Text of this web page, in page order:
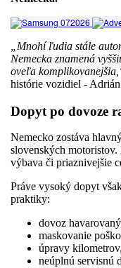
„Mnohí ľudia stále
Nemecka znamená
oveľa
histórie vozidiel -
Dopyt po dovoze
Nemecko zostáva
slovenských
výbava či priaznivejšie
Práve vysoký dopyt
praktiky:
dovoz
maskovanie
úpravy kilometrov,
neúplnú servisnú